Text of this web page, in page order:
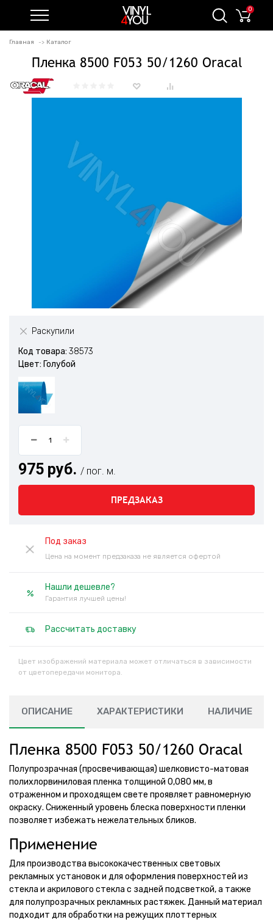
0
Главная Каталог
Пленка 8500 F053 50/1260 Oracal
Раскупили
Код товара: 38573
Цвет: Голубой
975 руб. / пог. м.
ПРЕДЗАКАЗ
Под заказ
Цена на момент предзаказа не является офертой
Нашли дешевле?
Гарантия лучшей цены!
Рассчитать доставку
Цвет изображений материала может отличаться в зависимости
от цветопередачи монитора.
ОПИСАНИЕ ХАРАКТЕРИСТИКИ НАЛИЧИЕ
Пленка 8500 F053 50/1260 Oracal
Полупрозрачная (просвечивающая) шелковисто-матовая
полихлорвиниловая пленка толщиной 0,080 мм, в
отраженном и проходящем свете проявляет равномерную
окраску. Сниженный уровень блеска поверхности пленки
позволяет избежать нежелательных бликов.
Применение
Для производства высококачественных световых
рекламных установок и для оформления поверхностей из
стекла и акрилового стекла с задней подсветкой, а также
для полупрозрачных рекламных растяжек. Данный материал
подходит для обработки на режущих плоттерных